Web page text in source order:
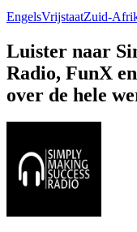
EngelsVrijstaatZuid-
Luister naar
Radio, FunX
over de hele